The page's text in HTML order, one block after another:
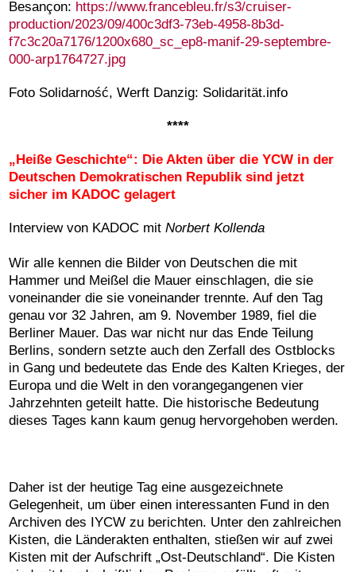
Besançon: https://www.francebleu.fr/s3/cruiser-
production/2023/09/400c3df3-73eb-4958-8b3d-
f7c3c20a7176/1200x680_sc_ep8-manif-29-septembre-
000-arp1764727.jpg
Foto Solidarność, Werft Danzig: Solidarität.info
****
„Heiße Geschichte“: Die Akten über die YCW in der
Deutschen Demokratischen Republik sind jetzt
sicher im KADOC gelagert
Interview von KADOC mitNorbert Kollenda
Wir alle kennen die Bilder von Deutschen die mit
Hammer und Meißel die Mauereinschlagen, die sie
voneinander die sie voneinander trennte. Auf den Tag
genau vor 32 Jahren, am 9. November 1989, fiel die
Berliner Mauer. Das war nicht nur das Ende Teilung
Berlins, sondern setzte auch den Zerfall des Ostblocks
in Gang und bedeutete das Ende des Kalten Krieges, der
Europa und die Welt in den vorangegangenen vier
Jahrzehnten geteilt hatte. Die historische Bedeutung
dieses Tages kann kaum genug hervorgehoben werden.
Daher ist der heutige Tag eine ausgezeichnete
Gelegenheit, um über einen interessanten Fund in den
Archiven des IYCW zu berichten. Unter den zahlreichen
Kisten, die Länderakten enthalten, stießen wir auf zwei
Kisten mit der Aufschrift „Ost-Deutschland“. Die Kisten